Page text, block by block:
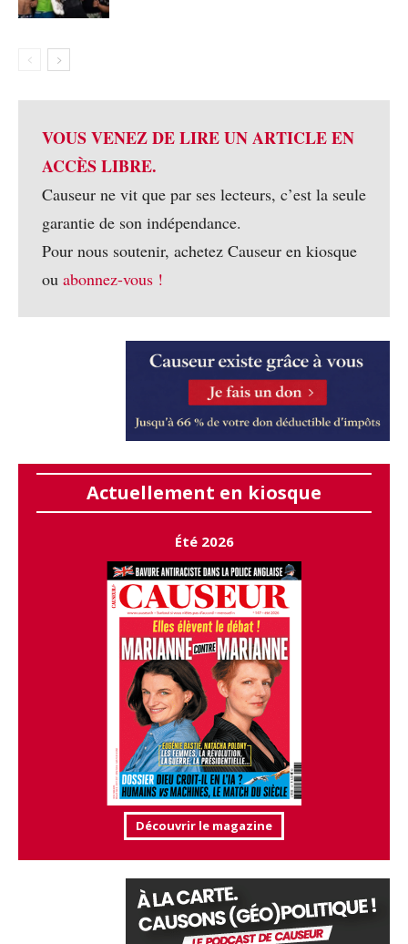
VOUS VENEZ DE LIRE UN ARTICLE EN
ACCÈS LIBRE.
Causeur ne vit que par ses lecteurs, c’est la seule
garantie de son indépendance.
Pour nous soutenir, achetez Causeur en kiosque
ou abonnez-vous !
Actuellement en kiosque
Été 2026
Découvrir le magazine